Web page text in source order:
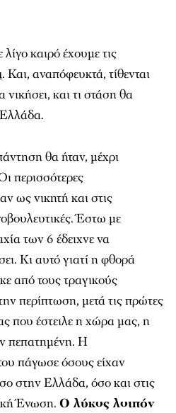
καιρό έχουμε τις
. Και, αναπόφευκτά, τίθενται
και τι στάση θα
θα ήταν, μέχρι
περισσότερες
ως νικητή και στις
Έστω με
των 6 έδειχνε να
Κι αυτό γιατί η φθορά
από τους τραγικούς
περίπτωση, μετά τις πρώτες
που έστειλε η χώρα μας, η
πεπατημένη. Η
πάγωσε όσους είχαν
στην Ελλάδα, όσο και στις
Ένωση. Ο λύκος λοιπόν